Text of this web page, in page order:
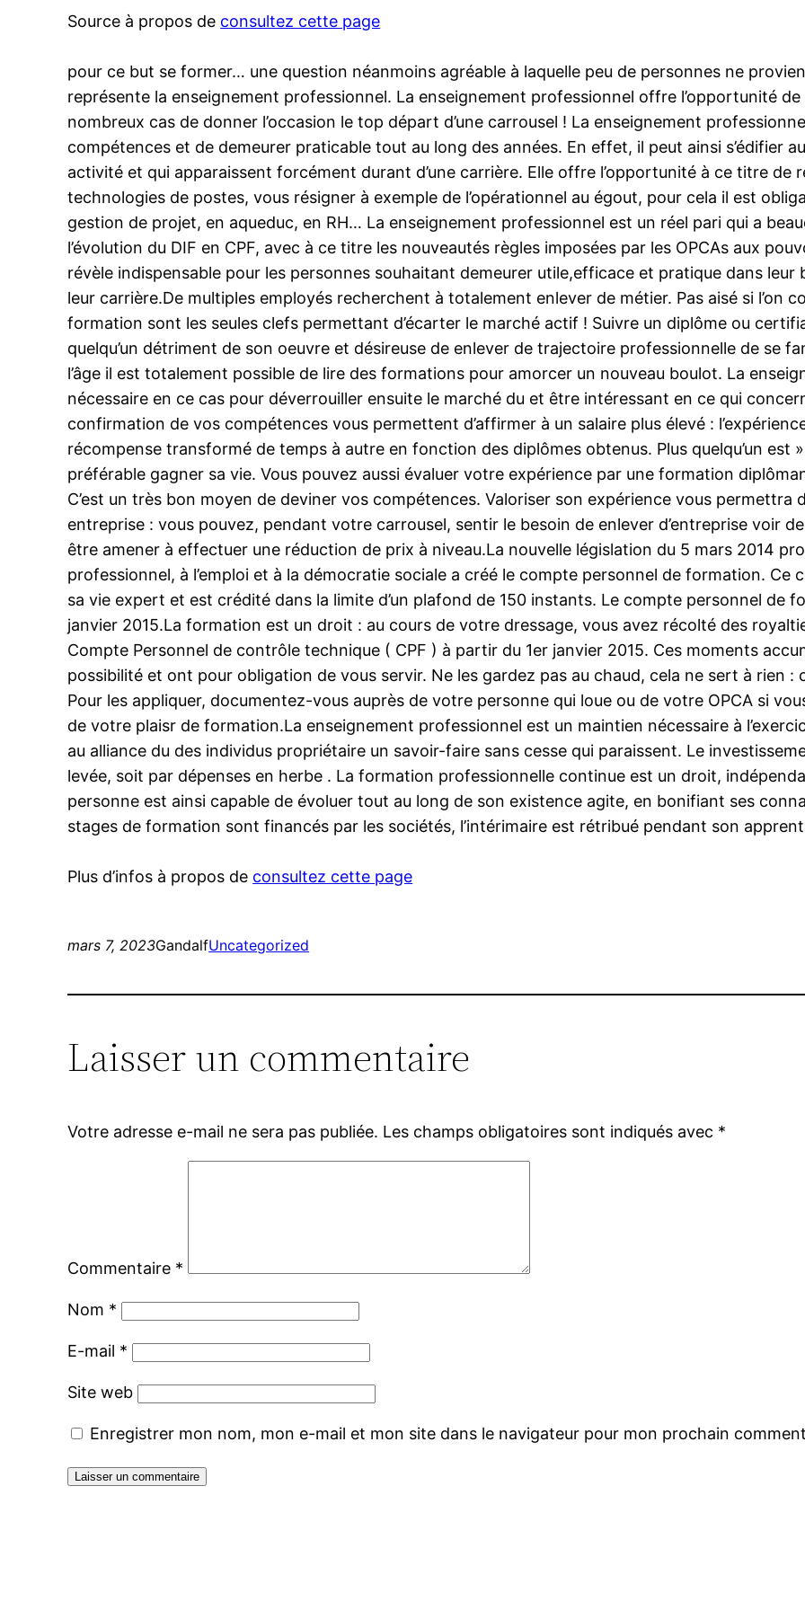
Source à propos de consultez cette page
pour ce but se former… une question néanmoins agréable à laquelle peu de personnes ne
représente la enseignement professionnel. La enseignement professionnel offre l’opportunité
nombreux cas de donner l’occasion le top départ d’une carrousel ! La enseignement
compétences et de demeurer praticable tout au long des années. En effet, il peut ainsi s’édifier
activité et qui apparaissent forcément durant d’une carrière. Elle offre l’opportunité à ce titre de
technologies de postes, vous résigner à exemple de l’opérationnel au égout, pour cela il est
gestion de projet, en aqueduc, en RH… La enseignement professionnel est un réel pari qui a
l’évolution du DIF en CPF, avec à ce titre les nouveautés règles imposées par les OPCAs aux
révèle indispensable pour les personnes souhaitant demeurer utile,efficace et pratique dans
leur carrière.De multiples employés recherchent à totalement enlever de métier. Pas aisé si l’on
formation sont les seules clefs permettant d’écarter le marché actif ! Suivre un diplôme ou
quelqu’un détriment de son oeuvre et désireuse de enlever de trajectoire professionnelle de se
l’âge il est totalement possible de lire des formations pour amorcer un nouveau boulot. La
nécessaire en ce cas pour déverrouiller ensuite le marché du et être intéressant en ce qui
confirmation de vos compétences vous permettent d’affirmer à un salaire plus élevé :
récompense transformé de temps à autre en fonction des diplômes obtenus. Plus quelqu’un est
préférable gagner sa vie. Vous pouvez aussi évaluer votre expérience par une formation
C’est un très bon moyen de deviner vos compétences. Valoriser son expérience vous permettra
entreprise : vous pouvez, pendant votre carrousel, sentir le besoin de enlever d’entreprise voir
être amener à effectuer une réduction de prix à niveau.La nouvelle législation du 5 mars 2014
professionnel, à l’emploi et à la démocratie sociale a créé le compte personnel de formation.
sa vie expert et est crédité dans la limite d’un plafond de 150 instants. Le compte personnel de
janvier 2015.La formation est un droit : au cours de votre dressage, vous avez récolté des
Compte Personnel de contrôle technique ( CPF ) à partir du 1er janvier 2015. Ces moments
possibilité et ont pour obligation de vous servir. Ne les gardez pas au chaud, cela ne sert à rien
Pour les appliquer, documentez-vous auprès de votre personne qui loue ou de votre OPCA si
de votre plaisr de formation.La enseignement professionnel est un maintien nécessaire à
au alliance du des individus propriétaire un savoir-faire sans cesse qui paraissent. Le
levée, soit par dépenses en herbe . La formation professionnelle continue est un droit,
personne est ainsi capable de évoluer tout au long de son existence agite, en bonifiant ses
stages de formation sont financés par les sociétés, l’intérimaire est rétribué pendant son
Plus d’infos à propos de consultez cette page
mars 7, 2023GandalfUncategorized
Laisser un commentaire
Votre adresse e-mail ne sera pas publiée. Les champs obligatoires sont indiqués avec *
Commentaire *
Nom *
E-mail *
Site web
Enregistrer mon nom, mon e-mail et mon site dans le navigateur pour mon prochain